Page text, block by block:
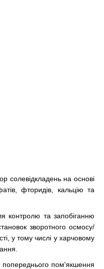
солевідкладень на основі
фторидів, кальцію та
контролю та запобіганню
зворотного осмосу/
у тому числі у харчовому
попереднього пом'якшення